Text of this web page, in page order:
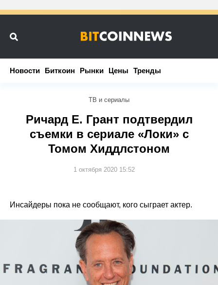
Новости Биткоин Рынки Цены Тренды
Новости Биткоин Рынки Цены Тренды
ТВ и сериалы
Ричард Е. Грант подтвердил
съемки в сериале «Локи» с
Томом Хиддлстоном
1 октября 2020 15:52
Инсайдеры пока не сообщают, кого сыграет актер.